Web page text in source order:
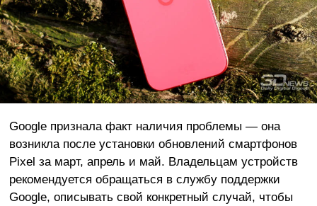
Google признала факт наличия проблемы — она
возникла после установки обновлений смартфонов
Pixel за март, апрель и май. Владельцам устройств
рекомендуется обращаться в службу поддержки
Google, описывать свой конкретный случай, чтобы